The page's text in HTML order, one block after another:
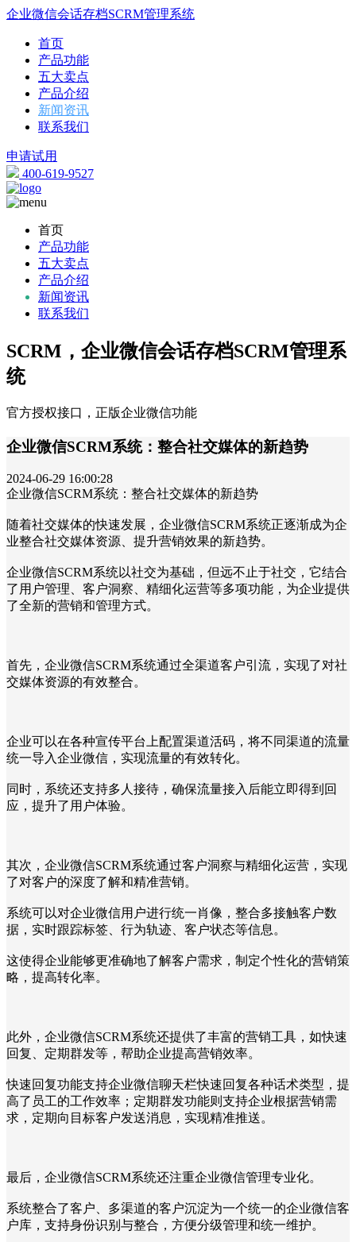
企业微信会话存档SCRM管理系统
首页
产品功能
五大卖点
产品介绍
新闻资讯
联系我们
申请试用
400-619-9527
首页
产品功能
五大卖点
产品介绍
新闻资讯
联系我们
SCRM，企业微信会话存档SCRM管理系
统
官方授权接口，正版企业微信功能
企业微信SCRM系统：整合社交媒体的新趋势
2024-06-29 16:00:28
企业微信SCRM系统：整合社交媒体的新趋势
随着社交媒体的快速发展，企业微信SCRM系统正逐渐成为企
业整合社交媒体资源、提升营销效果的新趋势。
企业微信SCRM系统以社交为基础，但远不止于社交，它结合
了用户管理、客户洞察、精细化运营等多项功能，为企业提供
了全新的营销和管理方式。
首先，企业微信SCRM系统通过全渠道客户引流，实现了对社
交媒体资源的有效整合。
企业可以在各种宣传平台上配置渠道活码，将不同渠道的流量
统一导入企业微信，实现流量的有效转化。
同时，系统还支持多人接待，确保流量接入后能立即得到回
应，提升了用户体验。
其次，企业微信SCRM系统通过客户洞察与精细化运营，实现
了对客户的深度了解和精准营销。
系统可以对企业微信用户进行统一肖像，整合多接触客户数
据，实时跟踪标签、行为轨迹、客户状态等信息。
这使得企业能够更准确地了解客户需求，制定个性化的营销策
略，提高转化率。
此外，企业微信SCRM系统还提供了丰富的营销工具，如快速
回复、定期群发等，帮助企业提高营销效率。
快速回复功能支持企业微信聊天栏快速回复各种话术类型，提
高了员工的工作效率；定期群发功能则支持企业根据营销需
求，定期向目标客户发送消息，实现精准推送。
最后，企业微信SCRM系统还注重企业微信管理专业化。
系统整合了客户、多渠道的客户沉淀为一个统一的企业微信客
户库，支持身份识别与整合，方便分级管理和统一维护。